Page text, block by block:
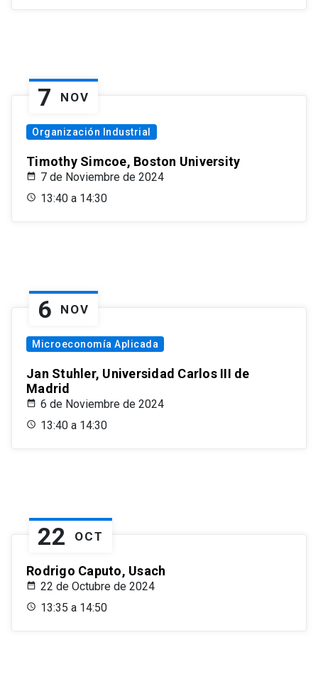
7 NOV
Organización Industrial
Timothy Simcoe, Boston University
7 de Noviembre de 2024
13:40 a 14:30
6 NOV
Microeconomía Aplicada
Jan Stuhler, Universidad Carlos III de
Madrid
6 de Noviembre de 2024
13:40 a 14:30
22 OCT
Rodrigo Caputo, Usach
22 de Octubre de 2024
13:35 a 14:50